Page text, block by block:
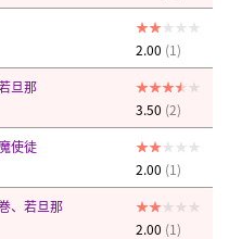
2.00 (1)
旦那
3.50 (2)
使徒
2.00 (1)
、若旦那
2.00 (1)